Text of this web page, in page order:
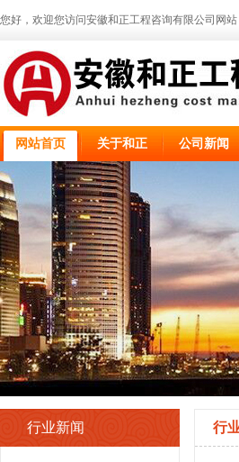
您好，欢迎您访问安徽和正工程咨询有限公司网站
网站首页 关于和正 公司新闻
行业新闻 行